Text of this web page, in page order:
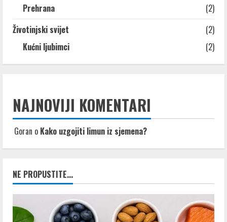
Prehrana
(2)
Životinjski svijet
(2)
Kućni ljubimci
(2)
NAJNOVIJI KOMENTARI
Goran o Kako uzgojiti limun iz sjemena?
NE PROPUSTITE...